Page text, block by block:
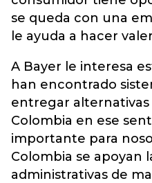
se queda con una
le ayuda a hacer
A Bayer le interesa
han encontrado
entregar alternativas
Colombia en ese
importante para
Colombia se apoyan
administrativas de